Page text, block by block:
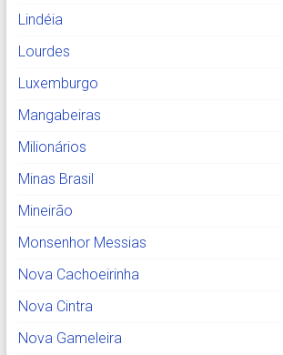
Lindéia
Lourdes
Luxemburgo
Mangabeiras
Milionários
Minas Brasil
Mineirão
Monsenhor Messias
Nova Cachoeirinha
Nova Cintra
Nova Gameleira